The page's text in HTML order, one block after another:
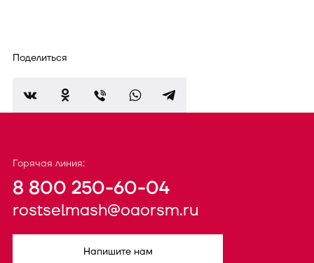
Поделиться
Горячая линия:
8 800 250-60-04
rostselmash@oaorsm.ru
Напишите нам